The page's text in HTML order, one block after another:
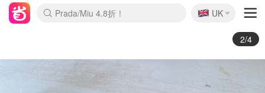
Prada/Miu 4.8折！
🇬🇧
UK
3/4